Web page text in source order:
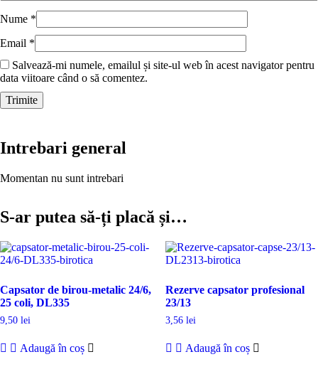
Nume *
Email *
Salvează-mi numele, emailul și site-ul web în acest navigator pentru
data viitoare când o să comentez.
Intrebari general
Momentan nu sunt intrebari
S-ar putea să-ți placă și…
Capsator de birou-metalic 24/6,
25 coli, DL335
9,50 lei
Adaugă în coș
Rezerve capsator profesional
23/13
3,56 lei
Adaugă în coș